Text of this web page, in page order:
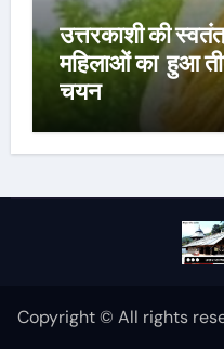
उत्तरकाशी की स्वतंत्री बधानी
महिलाओं का हुआ
चयन
Copyright © All rights